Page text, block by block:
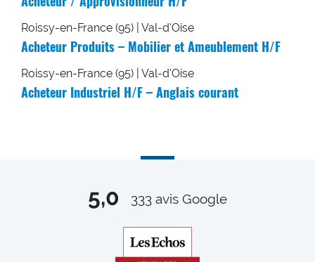
Roissy-en-France (95) | Val-d'Oise
Acheteur Produits – Mobilier et Ameublement H/F
Roissy-en-France (95) | Val-d'Oise
Acheteur Industriel H/F – Anglais courant
5,0 333 avis Google